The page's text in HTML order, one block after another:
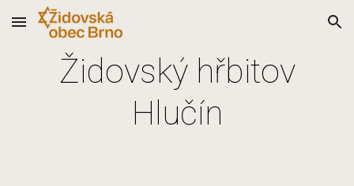
Skip to main content Skip to navigation
Židovský hřbitov
Hlučín